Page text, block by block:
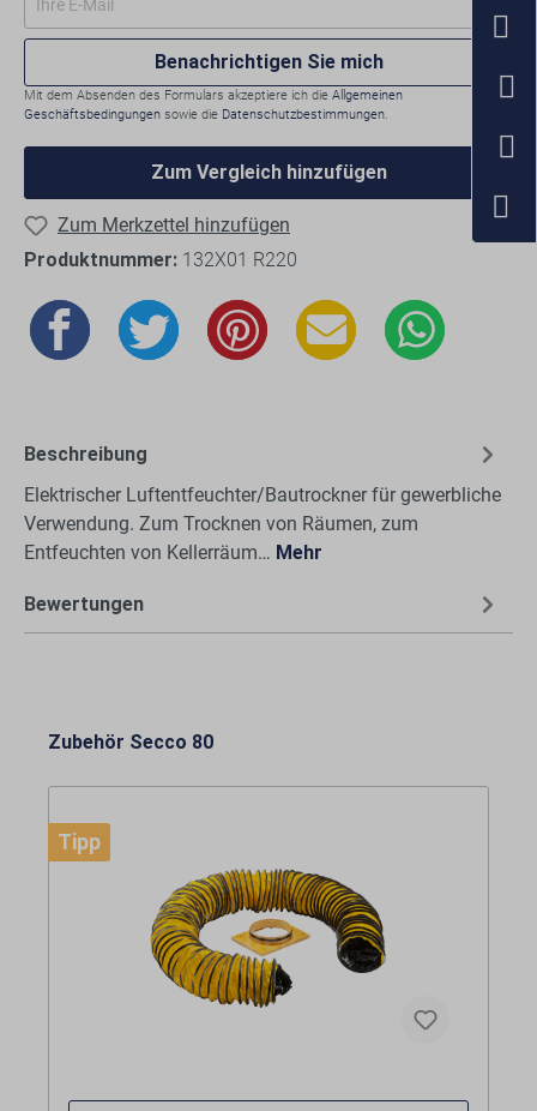
Benachrichtigen Sie mich
Mit dem Absenden des Formulars akzeptiere ich die Allgemeinen
Geschäftsbedingungen sowie die Datenschutzbestimmungen.
Zum Vergleich hinzufügen
Zum Merkzettel hinzufügen
Produktnummer: 132X01 R220
Beschreibung
Elektrischer Luftentfeuchter/Bautrockner für gewerbliche
Verwendung. Zum Trocknen von Räumen, zum
Entfeuchten von Kellerräum… Mehr
Bewertungen
Zubehör Secco 80
Tipp